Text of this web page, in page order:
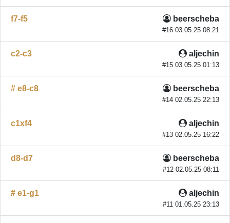
beerscheba
#16 03.05.25 08:21
f7-f5
aljechin
#15 03.05.25 01:13
c2-c3
beerscheba
#14 02.05.25 22:13
# e8-c8
aljechin
#13 02.05.25 16:22
c1xf4
beerscheba
#12 02.05.25 08:11
d8-d7
aljechin
#11 01.05.25 23:13
# e1-g1